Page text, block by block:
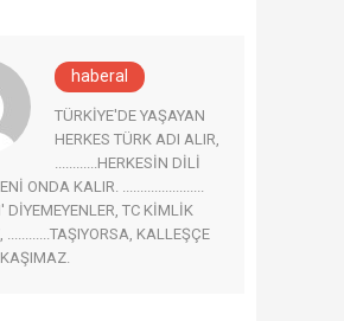
haberal
TÜRKİYE'DE YAŞAYAN
HERKES TÜRK ADI ALIR,
............HERKESİN DİLİ
ONDA KALIR. .......................
DİYEMEYENLER, TC KİMLİK
KALLEŞÇE